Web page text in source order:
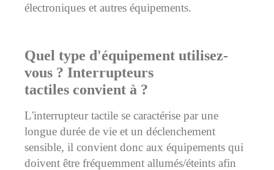
électroniques et autres équipements.
Quel type d'équipement utilisez-
vous ? Interrupteurs
tactiles convient à ?
L'interrupteur tactile se caractérise par une
longue durée de vie et un déclenchement
sensible, il convient donc aux équipements qui
doivent être fréquemment allumés/éteints afin